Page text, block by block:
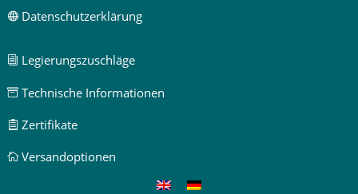
Datenschutzerklärung
i Legierungszuschläge
Technische Informationen
 Zertifikate
Versandoptionen